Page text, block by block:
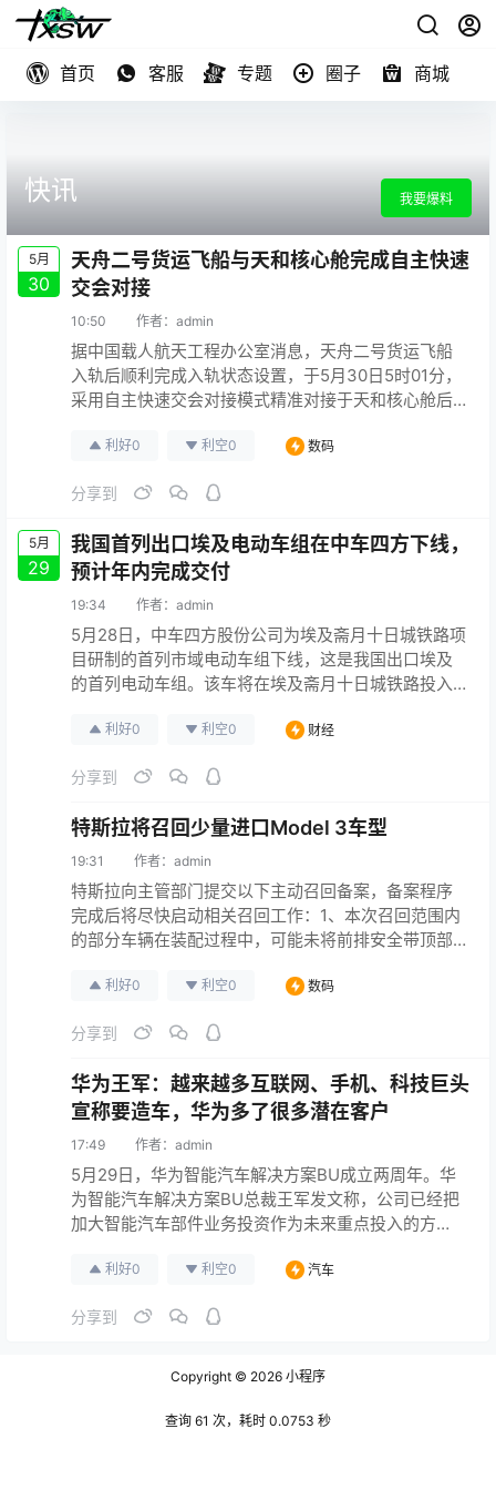
首页 客服 专题 圈子 商城
快讯 我要爆料
5月
30
天舟二号货运飞船与天和核心舱完成自主快速
交会对接
10:50 作者： admin
据中国载人航天工程办公室消息，天舟二号货运飞船
入轨后顺利完成入轨状态设置，于5月30日5时01分，
采用自主快速交会对接模式精准对接于天和核心舱后
原文连接
利好0 利空0 数码
分享到
5月
29
我国首列出口埃及电动车组在中车四方下线，
预计年内完成交付
19:34 作者： admin
5月28日，中车四方股份公司为埃及斋月十日城铁路项
目研制的首列市域电动车组下线，这是我国出口埃及
的首列电动车组。该车将在埃及斋月十日城铁路投入
间提供全新的交通方式。
利好0 利空0 财经
分享到
特斯拉将召回少量进口Model 3车型
19:31 作者： admin
特斯拉向主管部门提交以下主动召回备案，备案程序
完成后将尽快启动相关召回工作：1、本次召回范围内
的部分车辆在装配过程中，可能未将前排安全带顶部D
2019年1月12日至11月20日内生产的少量进口Model 3
矩紧固制动卡钳螺栓。覆盖范围为2019年1月12日至11
利好0 利空0 数码
分享到
华为王军：越来越多互联网、手机、科技巨头
宣称要造车，华为多了很多潜在客户
17:49 作者： admin
5月29日，华为智能汽车解决方案BU成立两周年。华
为智能汽车解决方案BU总裁王军发文称，公司已经把
加大智能汽车部件业务投资作为未来重点投入的方
来越多的互联网、手机、科技巨头都宣称要造车的时
加笃定自己当初的战略选择，永远抱着敬畏之心，拥
应商，帮助车企造好车。
利好0 利空0 汽车
分享到
Copyright © 2026 小程序
查询 61 次，耗时 0.0753 秒